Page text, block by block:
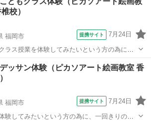
校）
福岡市 提携サイト 7月24日
ラス授業を体験してみたいという方の為に、
います。
サン
ッサン体験（ピカソアート絵画教室 香
福岡市 提携サイト 7月24日
験してみたいという方の為に、一回きりのデ